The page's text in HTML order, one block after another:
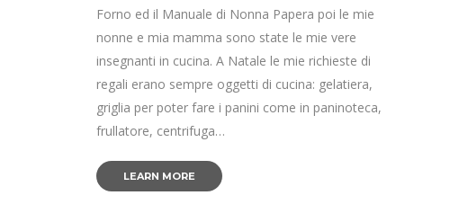
Forno ed il Manuale di Nonna Papera poi le mie
nonne e mia mamma sono state le mie vere
insegnanti in cucina. A Natale le mie richieste di
regali erano sempre oggetti di cucina: gelatiera,
griglia per poter fare i panini come in paninoteca,
frullatore, centrifuga…
LEARN MORE